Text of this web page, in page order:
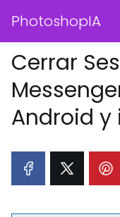
PhotoshopIA
Cerrar
Android y